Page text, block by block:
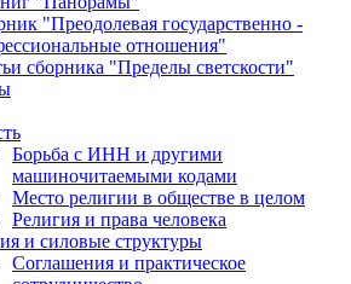
"Преодолевая государственно -
отношения"
сборника "Пределы светскости"
Борьба с ИНН и другими
машиночитаемыми кодами
Место религии в обществе в целом
Религия и права человека
и силовые структуры
Соглашения и практическое